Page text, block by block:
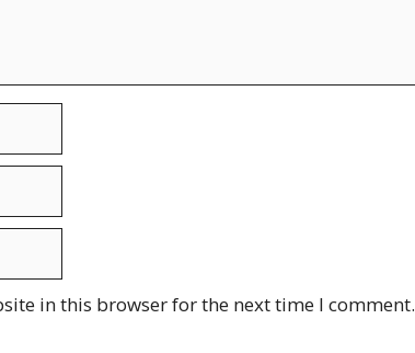
in this browser for the next time I comment.